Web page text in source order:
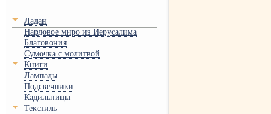
Ладан
Нардовое миро из Иерусалима
Благовония
Сумочка с молитвой
Книги
Лампады
Подсвечники
Кадильницы
Текстиль